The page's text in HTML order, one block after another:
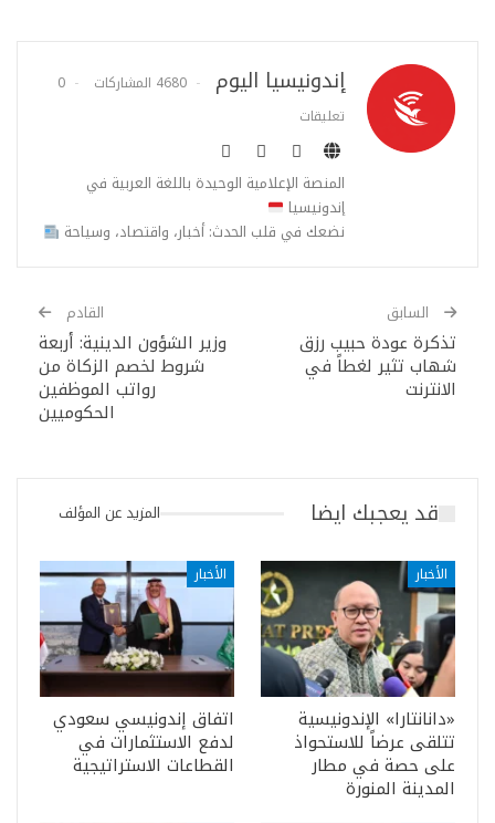
إندونيسيا اليوم 4680 المشاركات
0
تعليقات
المنصة الإعلامية الوحيدة باللغة العربية في
إندونيسيا
نضعك في قلب الحدث: أخبار، واقتصاد، وسياحة
السابق
تذكرة عودة حبيب رزق
شهاب تثير لغطاً في
الانترنت
القادم
وزير الشؤون الدينية: أربعة
شروط لخصم الزكاة من
رواتب الموظفين
الحكوميين
قد يعجبك ايضا المزيد عن المؤلف
الأخبار
«دانانتارا» الإندونيسية
تتلقى عرضاً للاستحواذ
على حصة في مطار
المدينة المنورة
الأخبار
اتفاق إندونيسي سعودي
لدفع الاستثمارات في
القطاعات الاستراتيجية